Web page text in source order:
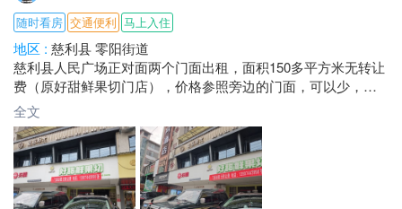
随时看房 交通便利 马上入住
地区 : 慈利县 零阳街道
慈利县人民广场正对面两个门面出租，面积150多平方米无转让
费（原好甜鲜果切门店），价格参照旁边的门面，可以少，有
心租，可以面谈！黄金地段，机会不多别错过！
地址：慈利县金慈商业街原好甜鲜果切门店
电话：*****3998 福歌
全文